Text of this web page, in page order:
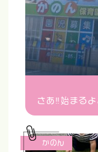
さあ‼️始まる
かのん